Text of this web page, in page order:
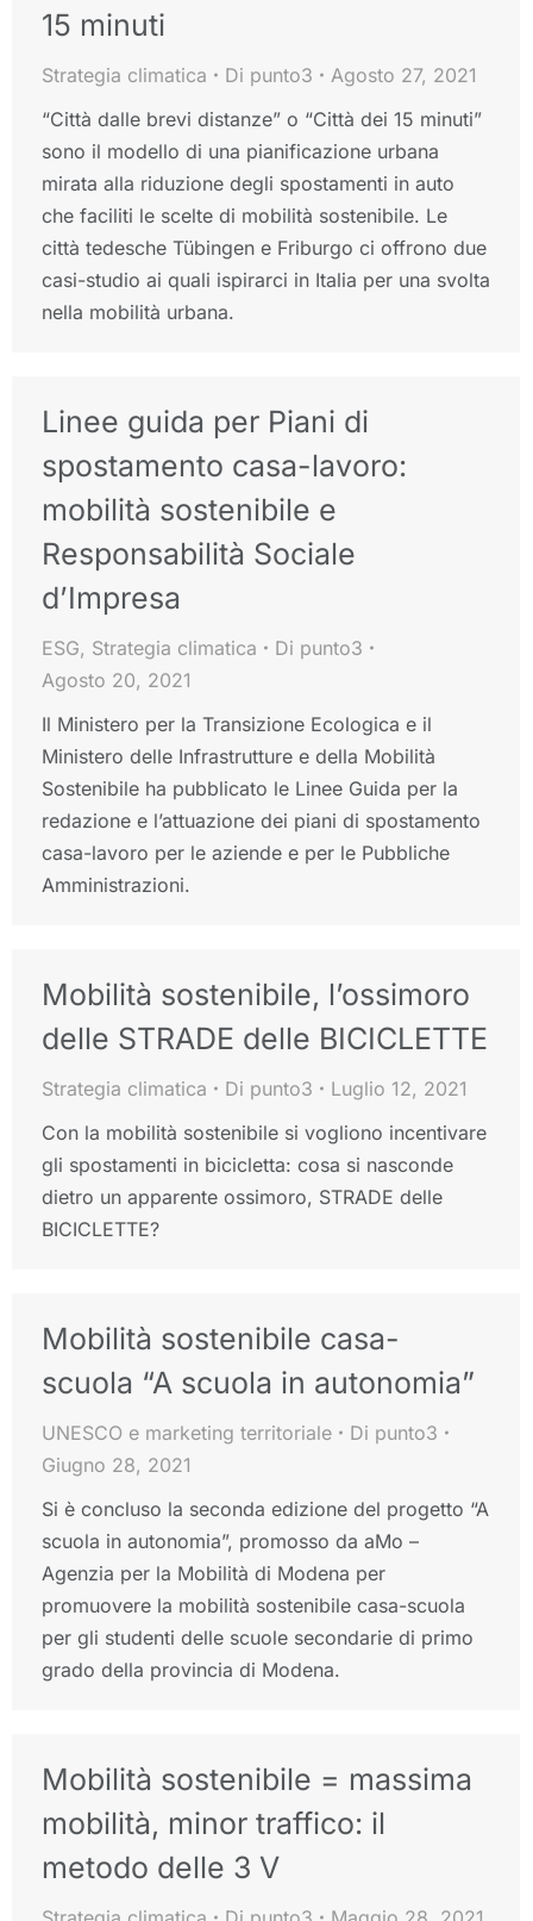
15 minuti
Strategia climatica Di punto3
Agosto 27, 2021
“Città dalle brevi distanze” o “Città dei 15 minuti”
sono il modello di una pianificazione urbana
mirata alla riduzione degli spostamenti in auto
che faciliti le scelte di mobilità sostenibile. Le
città tedesche Tübingen e Friburgo ci offrono due
casi-studio ai quali ispirarci in Italia per una svolta
nella mobilità urbana.
Linee guida per Piani di
spostamento casa-lavoro:
mobilità sostenibile e
Responsabilità Sociale
d’Impresa
ESG, Strategia climatica Di punto3
Agosto 20, 2021
Il Ministero per la Transizione Ecologica e il
Ministero delle Infrastrutture e della Mobilità
Sostenibile ha pubblicato le Linee Guida per la
redazione e l’attuazione dei piani di spostamento
casa-lavoro per le aziende e per le Pubbliche
Amministrazioni.
Mobilità sostenibile, l’ossimoro
delle STRADE delle BICICLETTE
Strategia climatica Di punto3
Luglio 12, 2021
Con la mobilità sostenibile si vogliono incentivare
gli spostamenti in bicicletta: cosa si nasconde
dietro un apparente ossimoro, STRADE delle
BICICLETTE?
Mobilità sostenibile casa-
scuola “A scuola in autonomia”
UNESCO e marketing territoriale Di punto3
Giugno 28, 2021
Si è concluso la seconda edizione del progetto “A
scuola in autonomia”, promosso da aMo –
Agenzia per la Mobilità di Modena per
promuovere la mobilità sostenibile casa-scuola
per gli studenti delle scuole secondarie di primo
grado della provincia di Modena.
Mobilità sostenibile = massima
mobilità, minor traffico: il
metodo delle 3 V